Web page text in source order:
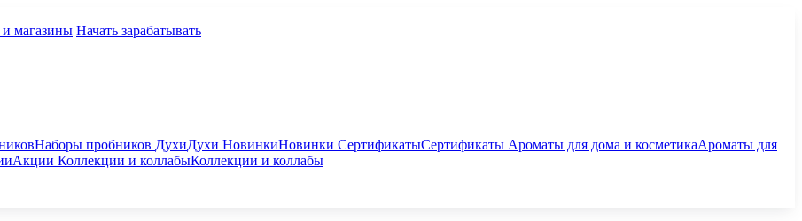
магазины Начать зарабатывать
Наборы пробников ДухиДухи НовинкиНовинки СертификатыСертификаты Ароматы для дома и косметикаАроматы для
Акции Коллекции и коллабыКоллекции и коллабы